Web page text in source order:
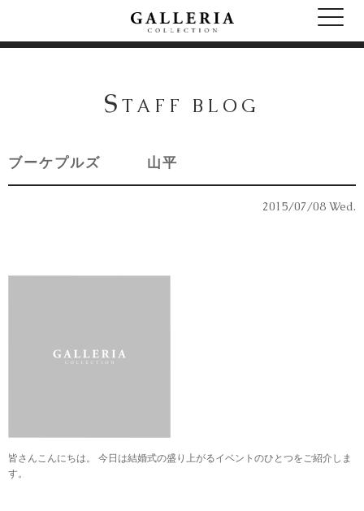
S TAFF BLOG
ブーケプルズ 山平
2015/07/08 Wed.
皆さんこんにちは。 今日は結婚式の盛り上がるイベントのひとつをご紹介しま
す。